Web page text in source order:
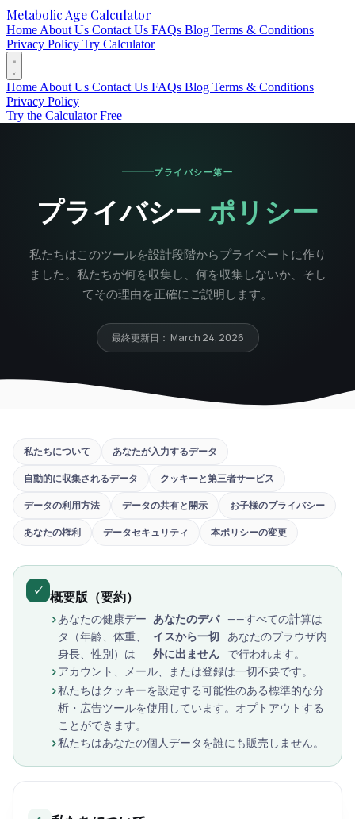
Metabolic Age Calculator
Home About Us Contact Us FAQs Blog Terms & Conditions
Privacy Policy Try Calculator
Home About Us Contact Us FAQs Blog Terms & Conditions
Privacy Policy
Try the Calculator Free
プライバシー第一
プライバシーポリシー
私たちはこのツールを設計段階からプライベートに作り
ました。私たちが何を収集し、何を収集しないか、そし
てその理由を正確にご説明します。
最終更新日： March 24, 2026
私たちについて あなたが入力するデータ
自動的に収集されるデータ クッキーと第三者サービス
データの利用方法 データの共有と開示 お子様のプライバシー
あなたの権利 データセキュリティ 本ポリシーの変更
✓ 概要版（要約）
あなたの健康デー
タ（年齢、体重、
身長、性別）は
あなたのデバ
イスから一切
外に出ません
——すべての計算は
あなたのブラウザ内
で行われます。
アカウント、メール、または登録は一切不要です。
私たちはクッキーを設定する可能性のある標準的な分
析・広告ツールを使用しています。オプトアウトする
ことができます。
私たちはあなたの個人データを誰にも販売しません。